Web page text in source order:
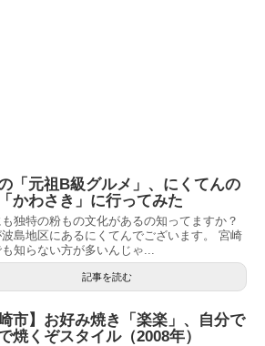
「元祖B級グルメ」、にくてんの
かわさき」に行ってみた
独特の粉もの文化があるの知ってますか？
島地区にあるにくてんでございます。 宮崎
知らない方が多いんじゃ...
記事を読む
崎市】お好み焼き「楽楽」、自分で
焼くぞスタイル（2008年）